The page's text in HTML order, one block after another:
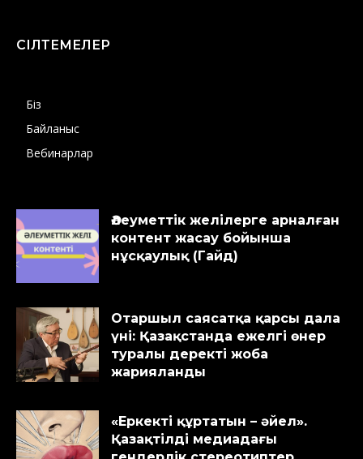
СІЛТЕМЕЛЕР
Біз
Байланыс
Вебинарлар
Әлеуметтік желілерге арналған
контент жасау бойынша
нұсқаулық (Гайд)
Отаршыл саясатқа қарсы дала
үні: Қазақстанда ежелгі өнер
туралы деректі жоба
жарияланды
«Еркекті құртатын – әйел».
Қазақтілді медиадағы